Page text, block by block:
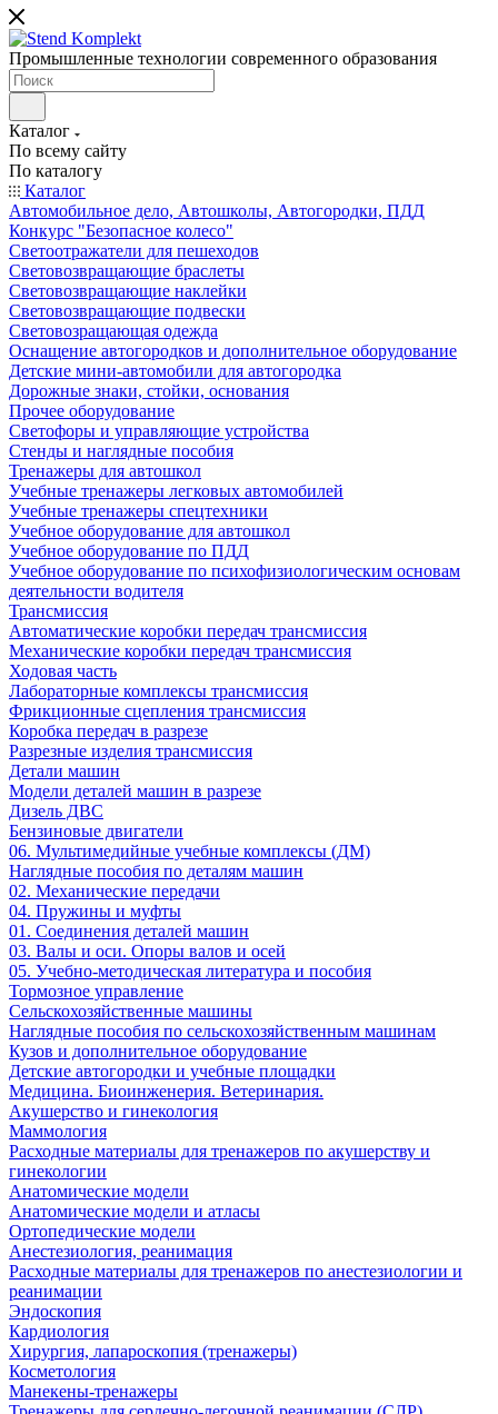
Промышленные технологии современного образования
Каталог
По всему сайту
По каталогу
Каталог
Автомобильное дело, Автошколы, Автогородки, ПДД
Конкурс "Безопасное колесо"
Светоотражатели для пешеходов
Световозвращающие браслеты
Световозвращающие наклейки
Световозвращающие подвески
Световозращающая одежда
Оснащение автогородков и дополнительное оборудование
Детские мини-автомобили для автогородка
Дорожные знаки, стойки, основания
Прочее оборудование
Светофоры и управляющие устройства
Стенды и наглядные пособия
Тренажеры для автошкол
Учебные тренажеры легковых автомобилей
Учебные тренажеры спецтехники
Учебное оборудование для автошкол
Учебное оборудование по ПДД
Учебное оборудование по психофизиологическим основам
деятельности водителя
Трансмиссия
Автоматические коробки передач трансмиссия
Механические коробки передач трансмиссия
Ходовая часть
Лабораторные комплексы трансмиссия
Фрикционные сцепления трансмиссия
Коробка передач в разрезе
Разрезные изделия трансмиссия
Детали машин
Модели деталей машин в разрезе
Дизель ДВС
Бензиновые двигатели
06. Мультимедийные учебные комплексы (ДМ)
Наглядные пособия по деталям машин
02. Механические передачи
04. Пружины и муфты
01. Соединения деталей машин
03. Валы и оси. Опоры валов и осей
05. Учебно-методическая литература и пособия
Тормозное управление
Сельскохозяйственные машины
Наглядные пособия по сельскохозяйственным машинам
Кузов и дополнительное оборудование
Детские автогородки и учебные площадки
Медицина. Биоинженерия. Ветеринария.
Акушерство и гинекология
Маммология
Расходные материалы для тренажеров по акушерству и
гинекологии
Анатомические модели
Анатомические модели и атласы
Ортопедические модели
Анестезиология, реанимация
Расходные материалы для тренажеров по анестезиологии и
реанимации
Эндоскопия
Кардиология
Хирургия, лапароскопия (тренажеры)
Косметология
Манекены-тренажеры